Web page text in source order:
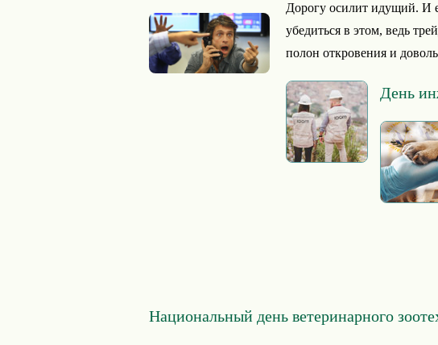
Дорогу осилит идущий. И
убедиться в этом, ведь
полон откровения и
День
Национальный день ветеринарного